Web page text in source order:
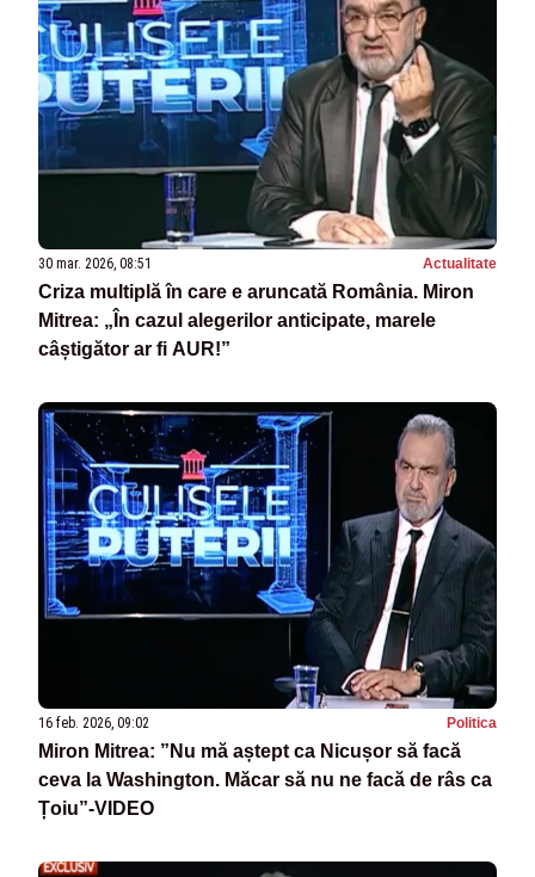
30 mar. 2026, 08:51 Actualitate
Criza multiplă în care e aruncată România. Miron
Mitrea: „În cazul alegerilor anticipate, marele
câștigător ar fi AUR!”
16 feb. 2026, 09:02 Politica
Miron Mitrea: ”Nu mă aștept ca Nicușor să facă
ceva la Washington. Măcar să nu ne facă de râs ca
Țoiu”-VIDEO